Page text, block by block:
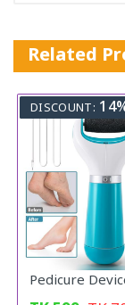
Related
DISCOUNT: